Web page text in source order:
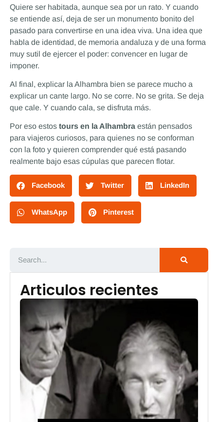
Articulos recientes
Quiere ser habitada, aunque sea por un rato. Y cuando
se entiende así, deja de ser un monumento bonito del
pasado para convertirse en una idea viva. Una idea que
habla de identidad, de memoria andaluza y de una forma
muy sutil de ejercer el poder: convencer en lugar de
imponer.
Al final, explicar la Alhambra bien se parece mucho a
explicar un cante largo. No se corre. No se grita. Se deja
que cale. Y cuando cala, se disfruta más.
Por eso estos tours en la Alhambra están pensados
para viajeros curiosos, para quienes no se conforman
con la foto y quieren comprender qué está pasando
realmente bajo esas cúpulas que parecen flotar.
Facebook Twitter LinkedIn
WhatsApp Pinterest